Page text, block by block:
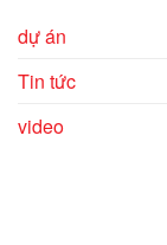
dự án
Tin tức
video